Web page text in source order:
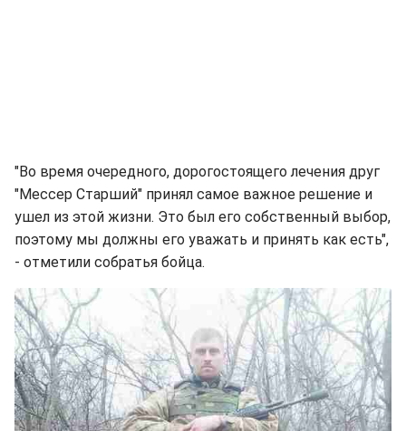
"Во время очередного, дорогостоящего лечения друг
"Мессер Старший" принял самое важное решение и
ушел из этой жизни. Это был его собственный выбор,
поэтому мы должны его уважать и принять как есть",
- отметили собратья бойца.